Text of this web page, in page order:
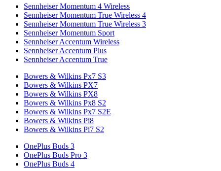
Sennheiser Momentum 4 Wireless
Sennheiser Momentum True Wireless 4
Sennheiser Momentum True Wireless 3
Sennheiser Momentum Sport
Sennheiser Accentum Wireless
Sennheiser Accentum Plus
Sennheiser Accentum True
Bowers & Wilkins Px7 S3
Bowers & Wilkins PX7
Bowers & Wilkins PX8
Bowers & Wilkins Px8 S2
Bowers & Wilkins Px7 S2E
Bowers & Wilkins Pi8
Bowers & Wilkins Pi7 S2
OnePlus Buds 3
OnePlus Buds Pro 3
OnePlus Buds 4